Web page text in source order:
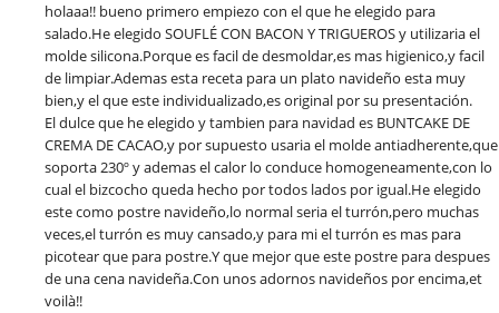
holaaa!! bueno primero empiezo con el que he elegido para
salado.He elegido SOUFLÉ CON BACON Y TRIGUEROS y utilizaria el
molde silicona.Porque es facil de desmoldar,es mas higienico,y facil
de limpiar.Ademas esta receta para un plato navideño esta muy
bien,y el que este individualizado,es original por su presentación.
El dulce que he elegido y tambien para navidad es BUNTCAKE DE
CREMA DE CACAO,y por supuesto usaria el molde antiadherente,que
soporta 230º y ademas el calor lo conduce homogeneamente,con lo
cual el bizcocho queda hecho por todos lados por igual.He elegido
este como postre navideño,lo normal seria el turrón,pero muchas
veces,el turrón es muy cansado,y para mi el turrón es mas para
picotear que para postre.Y que mejor que este postre para despues
de una cena navideña.Con unos adornos navideños por encima,et
voilà!!